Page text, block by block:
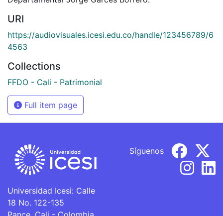
URI
https://audiovisuales.icesi.edu.co/handle/123456789/6
4563
Collections
FFDO - Cali - Patrimonial
Full item page
Universidad Icesi: Calle
18 No. 122-135
Síguenos